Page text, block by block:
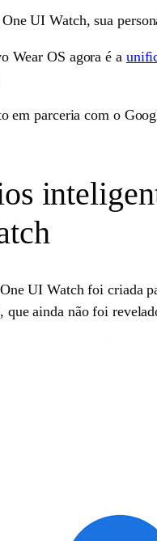
UI Watch, sua
Wear OS agora é a
em parceria com o
UI Watch foi criada
ainda não foi